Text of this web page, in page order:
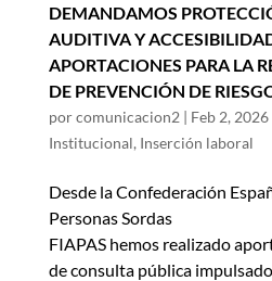
DEMANDAMOS
AUDITIVA Y
APORTACIONES PARA LA
DE PREVENCIÓN DE
porcomunicacion2 | Feb 2, 2026
Institucional, Inserción laboral
Desde la Confederación
Personas Sordas
FIAPAS hemos realizado
de consulta pública